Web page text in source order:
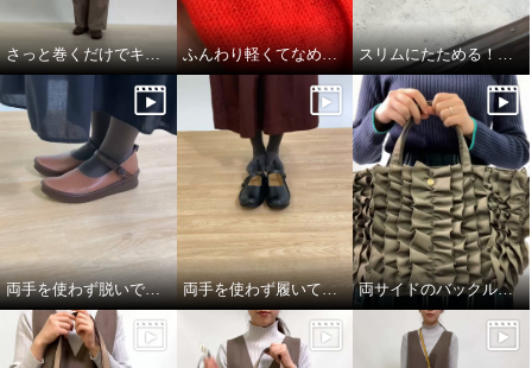
さっと巻くだけでキマる！アレンジ3選 ふんわり軽くてなめらかであったかい！ スリムにたためる！メガネケース
両手を使わず脱いでみた！ 両手を使わず履いてみた！ 両サイドのバックルを留めると、、、